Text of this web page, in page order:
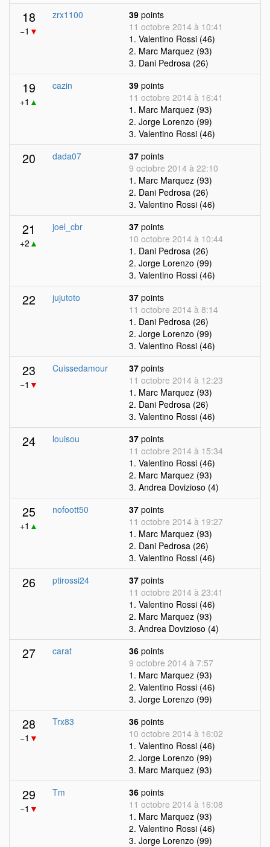
18
−1 ▼
zrx1100 39 points
11 octobre 2014 à 10:41
1. Valentino Rossi (46)
2. Marc Marquez (93)
3. Dani Pedrosa (26)
19
+1 ▲
cazin 39 points
11 octobre 2014 à 16:41
1. Marc Marquez (93)
2. Jorge Lorenzo (99)
3. Valentino Rossi (46)
20 dada07 37 points
9 octobre 2014 à 22:10
1. Marc Marquez (93)
2. Dani Pedrosa (26)
3. Valentino Rossi (46)
21
+2 ▲
joel_cbr 37 points
10 octobre 2014 à 10:44
1. Dani Pedrosa (26)
2. Jorge Lorenzo (99)
3. Valentino Rossi (46)
22 jujutoto 37 points
11 octobre 2014 à 8:14
1. Dani Pedrosa (26)
2. Jorge Lorenzo (99)
3. Valentino Rossi (46)
23
−1 ▼
Cuissedamour 37 points
11 octobre 2014 à 12:23
1. Marc Marquez (93)
2. Dani Pedrosa (26)
3. Valentino Rossi (46)
24 louisou 37 points
11 octobre 2014 à 15:34
1. Valentino Rossi (46)
2. Marc Marquez (93)
3. Andrea Dovizioso (4)
25
+1 ▲
nofoott50 37 points
11 octobre 2014 à 19:27
1. Marc Marquez (93)
2. Dani Pedrosa (26)
3. Valentino Rossi (46)
26 ptirossi24 37 points
11 octobre 2014 à 23:41
1. Valentino Rossi (46)
2. Marc Marquez (93)
3. Andrea Dovizioso (4)
27 carat 36 points
9 octobre 2014 à 7:57
1. Marc Marquez (93)
2. Valentino Rossi (46)
3. Jorge Lorenzo (99)
28
−1 ▼
Trx83 36 points
10 octobre 2014 à 16:02
1. Valentino Rossi (46)
2. Jorge Lorenzo (99)
3. Marc Marquez (93)
29
−1 ▼
Tm 36 points
11 octobre 2014 à 16:08
1. Marc Marquez (93)
2. Valentino Rossi (46)
3. Jorge Lorenzo (99)